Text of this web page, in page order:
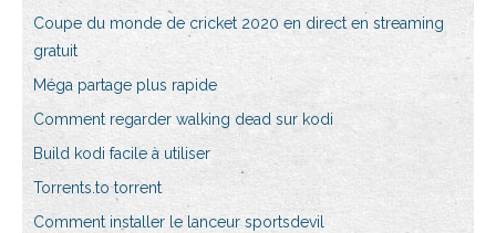
Coupe du monde de cricket 2020 en direct en streaming
gratuit
Méga partage plus rapide
Comment regarder walking dead sur kodi
Build kodi facile à utiliser
Torrents.to torrent
Comment installer le lanceur sportsdevil